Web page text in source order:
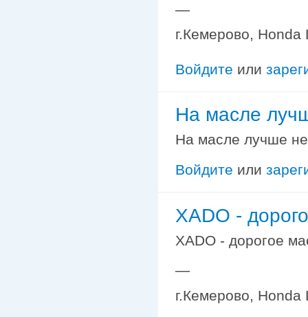
—
г.Кемерово, Honda
Войдите или
На масле
На масле лучше
Войдите или
XADO -
XADO - дорогое
—
г.Кемерово, Honda